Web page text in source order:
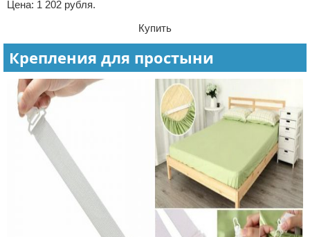
Цена: 1 202 рубля.
Купить
Крепления для простыни